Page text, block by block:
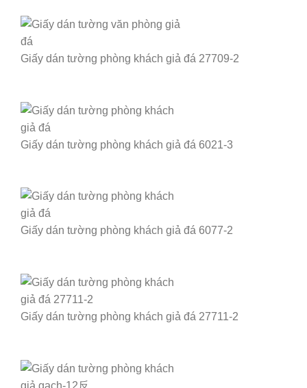
Giấy dán tường phòng khách giả đá 27709-2
Giấy dán tường phòng khách giả đá 6021-3
Giấy dán tường phòng khách giả đá 6077-2
Giấy dán tường phòng khách giả đá 27711-2